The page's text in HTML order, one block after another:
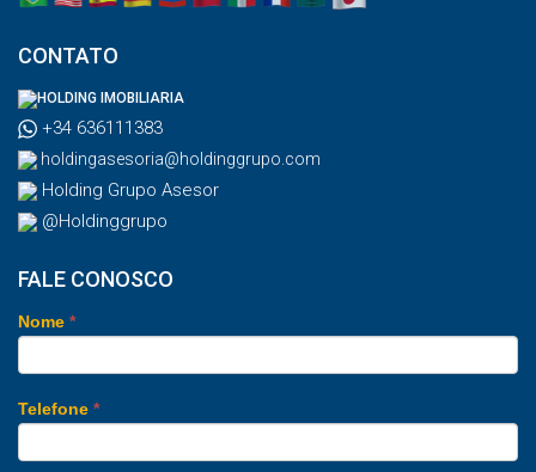
CONTATO
HOLDING IMOBILIARIA
+34 636111383
holdingasesoria@holdinggrupo.com
Holding Grupo Asesor
@Holdinggrupo
FALE CONOSCO
Nome *
Telefone *